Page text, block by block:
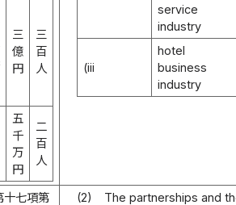
三
億
円
三
百
人
五
千
万
円
二
百
人
service
industry
(iii
hotel
business
industry
十七項第
(2)
The partnerships and